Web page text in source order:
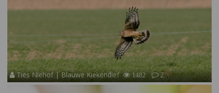
Ties Niehof | Blauwe Kiekendief 1482 2